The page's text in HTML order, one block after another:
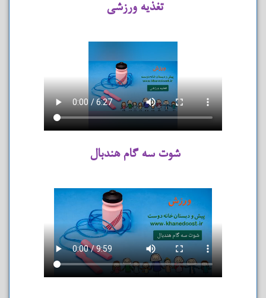
تغذیه ورزشی
شوت سه گام هندبال